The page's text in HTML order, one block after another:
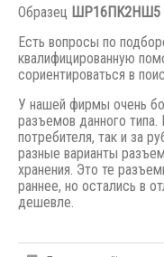
Образец ШР16ПК2НШ5
Есть вопросы по
квалифицированную
сориентироваться в
У нашей фирмы очень
разъемов данного типа.
потребителя, так и за
разные варианты
хранения. Это те
раннее, но остались в
дешевле.